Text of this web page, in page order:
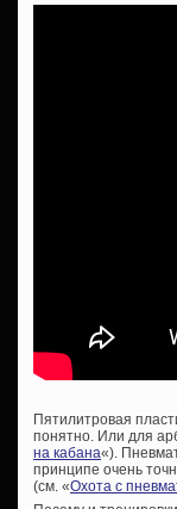
Пятилитровая
понятно. Или для
на кабана«).
принципе очень
(см. «Охота с